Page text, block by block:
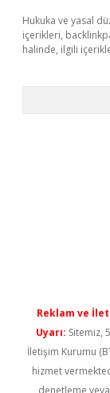
Hukuka ve yasal
içerikleri,
halinde, ilgili
Reklam ve
Uyarı: Sitemiz,
İletişim Kurumu
hizmet
denetleme